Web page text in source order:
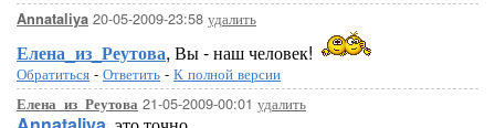
Annataliya 20-05-2009-23:58 удалить
Елена_из_Реутова, Вы - наш человек!
Обратиться - Ответить - К полной версии
Елена_из_Реутова 21-05-2009-00:01 удалить